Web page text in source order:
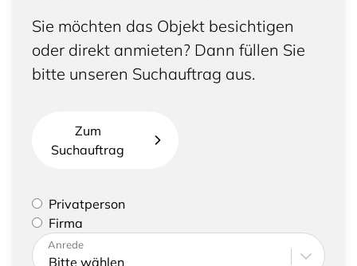
Sie möchten das Objekt besichtigen
oder direkt anmieten? Dann füllen Sie
bitte unseren Suchauftrag aus.
Zum
Suchauftrag
Bitte geben Sie an, ob Sie eine Privatperson sind
oder eine Firma vertreten
Privatperson
Firma
Bitte tragen Sie Ihre Adresse sowie
Kontaktdaten ein
Anrede